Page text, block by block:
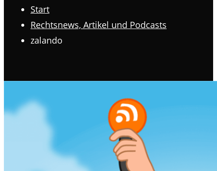
Start
Rechtsnews, Artikel und Podcasts
zalando